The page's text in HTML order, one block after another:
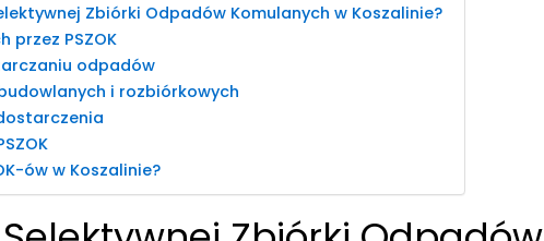
Zbiórki Odpadów Komulanych w Koszalinie?
przez PSZOK
odpadów
i rozbiórkowych
ów w Koszalinie?